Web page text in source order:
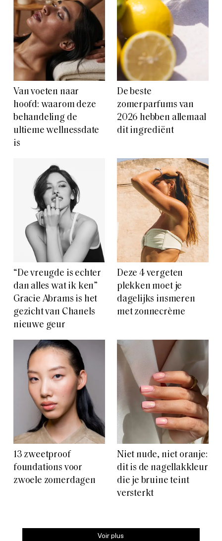
Van voeten naar
hoofd: waarom deze
behandeling de
ultieme wellnessdate
is
De beste
zomerparfums van
2026 hebben allemaal
dit ingrediënt
“De vreugde is echter
dan alles wat ik ken”
Gracie Abrams is het
gezicht van Chanels
nieuwe geur
Deze 4 vergeten
plekken moet je
dagelijks insmeren
met zonnecrème
13 zweetproof
foundations voor
zwoele zomerdagen
Niet nude, niet oranje:
dit is de nagellakkleur
die je bruine teint
versterkt
Voir plus